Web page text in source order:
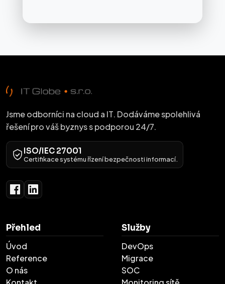
Jsme odborníci na cloud a IT. Dodáváme spolehlivá
řešení pro váš byznys s podporou 24/7.
ISO/IEC 27001
Certifikace systému řízení bezpečnosti informací.
Facebook
LinkedIn
Přehled
Úvod
Reference
O nás
Služby
DevOps
Migrace
SOC